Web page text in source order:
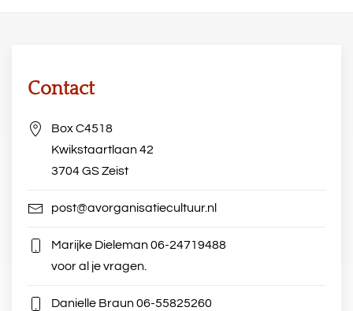
Contact
Box C4518
Kwikstaartlaan 42
3704 GS Zeist
post@avorganisatiecultuur.nl
Marijke Dieleman06-24719488
voor al je vragen.
Danielle Braun06-55825260